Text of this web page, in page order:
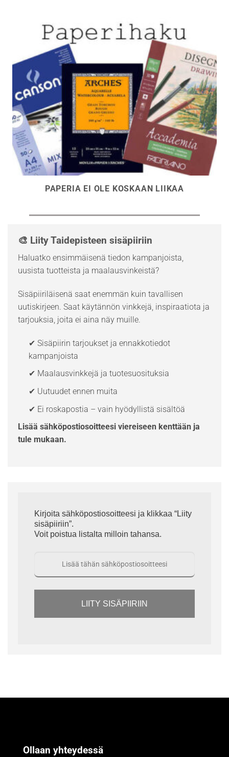
PAPERIA EI OLE KOSKAAN LIIKAA
🎨 Liity Taidepisteen sisäpiiriin
Haluatko ensimmäisenä tiedon kampanjoista,
uusista tuotteista ja maalausvinkeistä?
Sisäpiiriläisenä saat enemmän kuin tavallisen
uutiskirjeen. Saat käytännön vinkkejä, inspiraatiota ja
tarjouksia, joita ei aina näy muille.
✔ Sisäpiirin tarjoukset ja ennakkotiedot
kampanjoista
✔ Maalausvinkkejä ja tuotesuosituksia
✔ Uutuudet ennen muita
✔ Ei roskapostia – vain hyödyllistä sisältöä
Lisää sähköpostiosoitteesi viereiseen kenttään ja
tule mukaan.
Kirjoita sähköpostiosoitteesi ja klikkaa “Liity
sisäpiiriin”.
Voit poistua listalta milloin tahansa.
LIITY SISÄPIIRIIN
Ollaan yhteydessä